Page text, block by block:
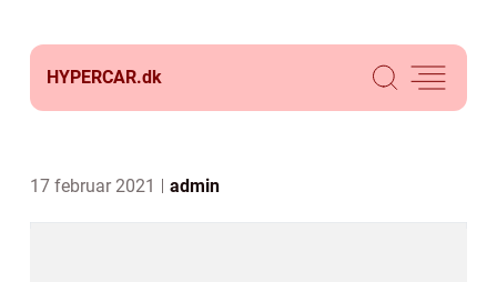
HYPERCAR.dk
17 februar 2021 admin